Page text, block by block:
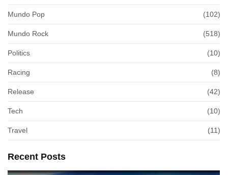
Mundo Pop (102)
Mundo Rock (518)
Politics (10)
Racing (8)
Release (42)
Tech (10)
Travel (11)
Recent Posts